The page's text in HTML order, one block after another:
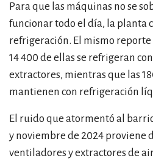
Para que las máquinas no se
funcionar todo el día, la planta
refrigeración. El mismo
14 400 de ellas se refrigeran
extractores, mientras que las
mantienen con refrigeración
El ruido que atormentó al
y noviembre de 2024 proviene
ventiladores y extractores de